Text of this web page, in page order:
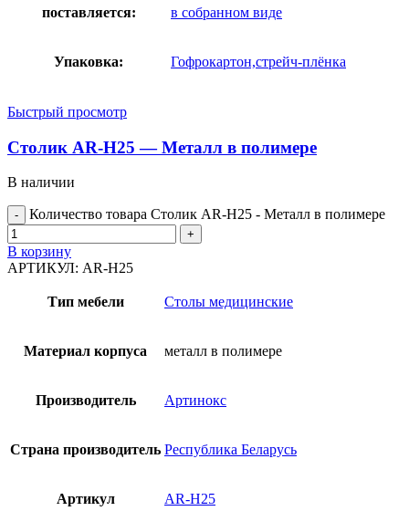
поставляется: в собранном виде
Упаковка: Гофрокартон,стрейч-плёнка
Быстрый просмотр
Столик AR-H25 — Металл в полимере
В наличии
Количество товара Столик AR-H25 - Металл в полимере
В корзину
АРТИКУЛ: AR-H25
Тип мебели Столы медицинские
Материал корпуса металл в полимере
Производитель Артинокс
Страна производитель Республика Беларусь
Артикул AR-H25